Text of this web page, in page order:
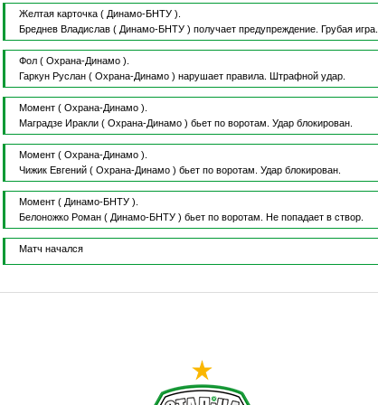
Желтая карточка ( Динамо-БНТУ ).
Бреднев Владислав( Динамо-БНТУ ) получает предупреждение. Грубая игра.
Фол ( Охрана-Динамо ).
Гаркун Руслан( Охрана-Динамо ) нарушает правила. Штрафной удар.
Момент ( Охрана-Динамо ).
Маградзе Иракли( Охрана-Динамо ) бьет по воротам. Удар блокирован.
Момент ( Охрана-Динамо ).
Чижик Евгений( Охрана-Динамо ) бьет по воротам. Удар блокирован.
Момент ( Динамо-БНТУ ).
Белоножко Роман( Динамо-БНТУ ) бьет по воротам. Не попадает в створ.
Матч начался